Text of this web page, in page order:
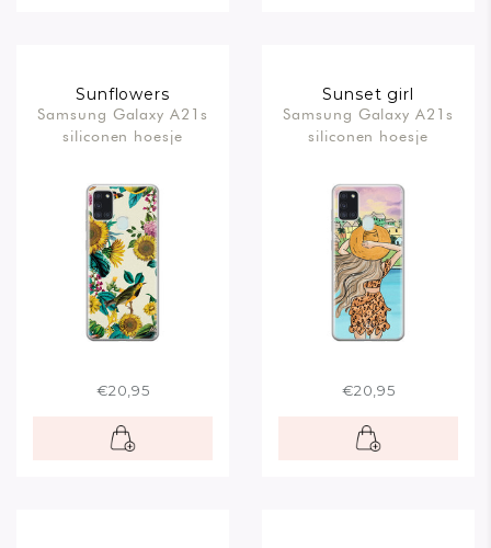
Sunflowers
Samsung Galaxy A21s
siliconen hoesje
€20,95
Sunset girl
Samsung Galaxy A21s
siliconen hoesje
€20,95